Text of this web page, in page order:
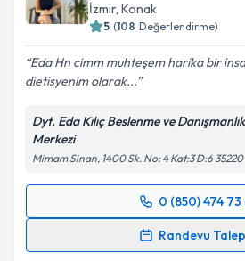
İzmir, Konak
5 (108 Değerlendirme)
Eda Hn cimm muhteşem harika bir
dietisyenim olarak...
Dyt. Eda Kılıç Beslenme ve Danışmanlık
Merkezi
Mimam Sinan, 1400 Sk. No: 4 Kat:3 D:6 35220
0 (850) 474 73
Randevu
Randevu Takvimi Talebi